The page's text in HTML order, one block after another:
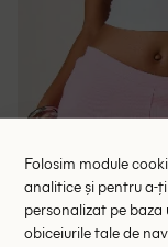
Folosim module
analitice și pentru a-
personalizat pe
obiceiurile tale de